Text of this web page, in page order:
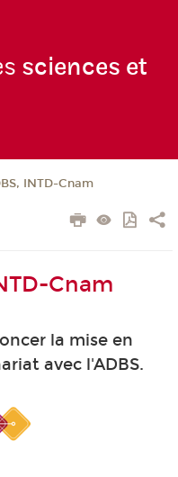
sciences et
INTD-Cnam
Cnam
la mise en
avec l'ADBS.